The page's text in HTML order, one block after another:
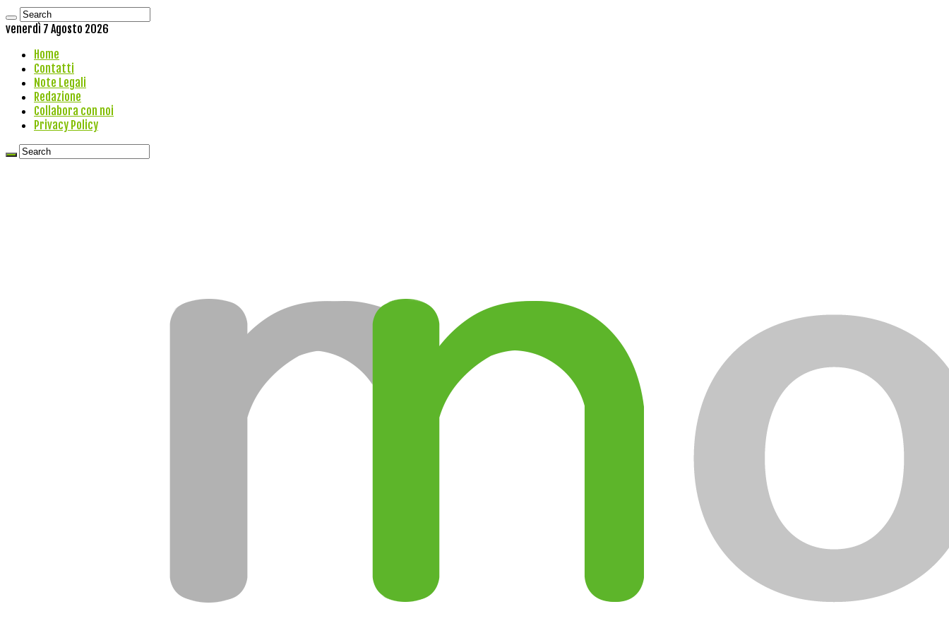
venerdì 7 Agosto 2026
Home
Contatti
Note Legali
Redazione
Collabora con noi
Privacy Policy